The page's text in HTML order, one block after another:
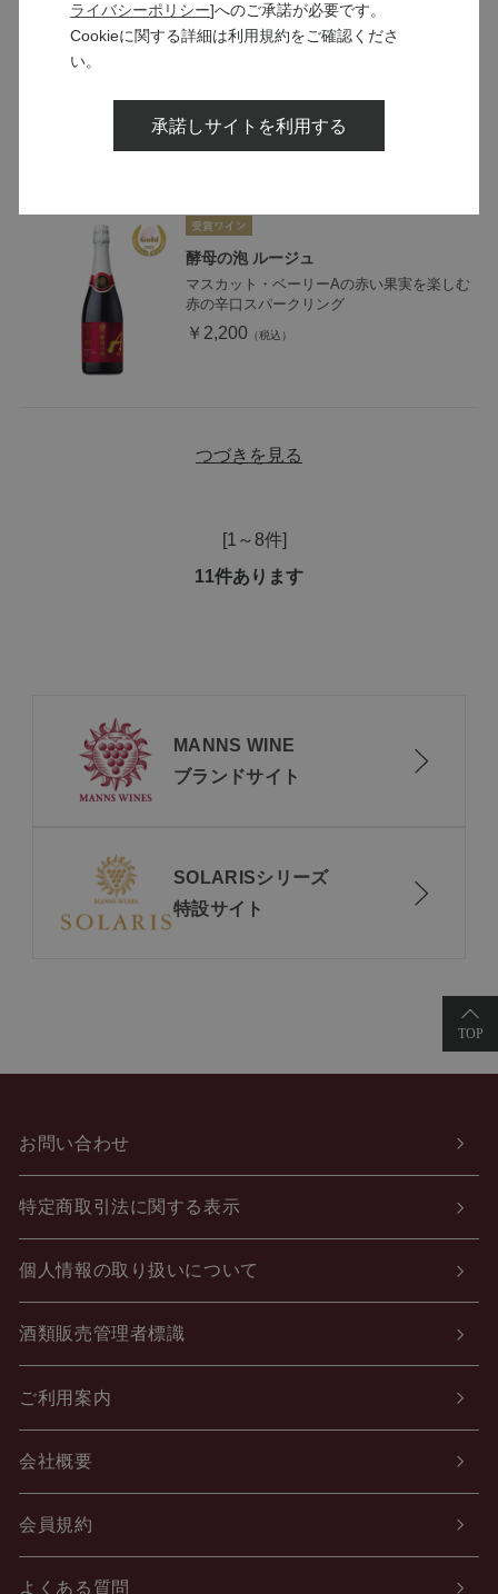
酵母の泡 甲州 ドゥミ・セック
果実や花の香りとやさしい甘さの泡
酵母の泡 ルージュ
マスカット・ベーリーAの赤い果実を楽しむ
赤の辛口スパークリング
￥2,200
つづきを見る
[1～8件]
11件あります
MANNS WINE
ブランドサイト
SOLARISシリーズ
特設サイト
お問い合わせ
特定商取引法に関する表示
個人情報の取り扱いについて
酒類販売管理者標識
ご利用案内
会社概要
会員規約
よくある質問
ライバシーポリシー]へのご承諾が必要です。
Cookieに関する詳細は利用規約をご確認くださ
い。
承諾しサイトを利用する